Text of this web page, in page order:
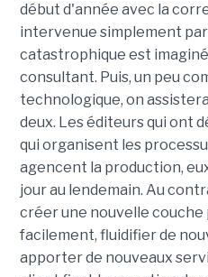
début d'année avec la
intervenue simplement
catastrophique est
consultant. Puis, un peu
technologique, on
deux. Les éditeurs qui ont
qui organisent les
agencent la production,
jour au lendemain. Au
créer une nouvelle couche
facilement, fluidifier de
apporter de nouveaux